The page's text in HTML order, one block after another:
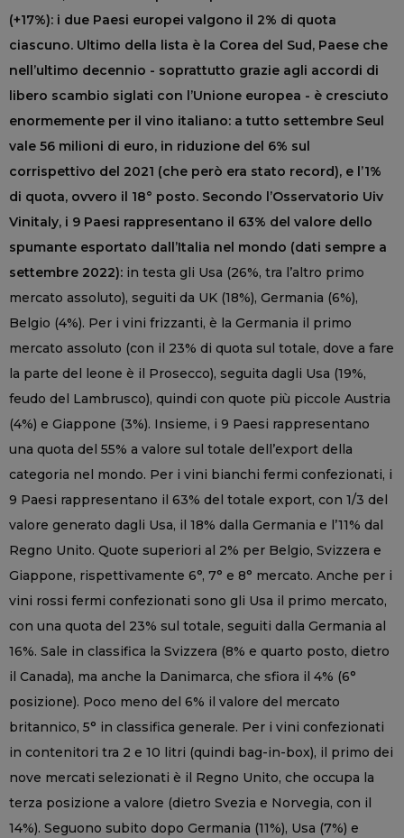
(+17%): i due Paesi europei valgono il 2% di quota
ciascuno. Ultimo della lista è la Corea del Sud, Paese che
nell’ultimo decennio - soprattutto grazie agli accordi di
libero scambio siglati con l’Unione europea - è cresciuto
enormemente per il vino italiano: a tutto settembre Seul
vale 56 milioni di euro, in riduzione del 6% sul
corrispettivo del 2021 (che però era stato record), e l’1%
di quota, ovvero il 18° posto. Secondo l’Osservatorio Uiv
Vinitaly, i 9 Paesi rappresentano il 63% del valore dello
spumante esportato dall’Italia nel mondo (dati sempre a
settembre 2022): in testa gli Usa (26%, tra l’altro primo
mercato assoluto), seguiti da UK (18%), Germania (6%),
Belgio (4%). Per i vini frizzanti, è la Germania il primo
mercato assoluto (con il 23% di quota sul totale, dove a fare
la parte del leone è il Prosecco), seguita dagli Usa (19%,
feudo del Lambrusco), quindi con quote più piccole Austria
(4%) e Giappone (3%). Insieme, i 9 Paesi rappresentano
una quota del 55% a valore sul totale dell’export della
categoria nel mondo. Per i vini bianchi fermi confezionati, i
9 Paesi rappresentano il 63% del totale export, con 1/3 del
valore generato dagli Usa, il 18% dalla Germania e l’11% dal
Regno Unito. Quote superiori al 2% per Belgio, Svizzera e
Giappone, rispettivamente 6°, 7° e 8° mercato. Anche per i
vini rossi fermi confezionati sono gli Usa il primo mercato,
con una quota del 23% sul totale, seguiti dalla Germania al
16%. Sale in classifica la Svizzera (8% e quarto posto, dietro
il Canada), ma anche la Danimarca, che sfiora il 4% (6°
posizione). Poco meno del 6% il valore del mercato
britannico, 5° in classifica generale. Per i vini confezionati
in contenitori tra 2 e 10 litri (quindi bag-in-box), il primo dei
nove mercati selezionati è il Regno Unito, che occupa la
terza posizione a valore (dietro Svezia e Norvegia, con il
14%). Seguono subito dopo Germania (11%), Usa (7%) e